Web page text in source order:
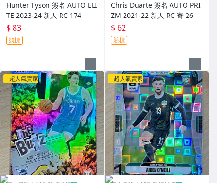
Hunter Tyson 簽名 AUTO ELI
TE 2023-24 新人 RC 174
$ 83
競標
Chris Duarte 簽名 AUTO PRI
ZM 2021-22 新人 RC 寄 26
$ 62
競標
超人氣賣家 超人氣賣家